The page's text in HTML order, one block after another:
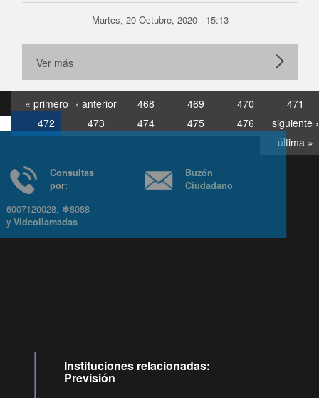
Martes, 20 Octubre, 2020 - 15:13
Ver más
« primero ‹ anterior 468 469 470
471
472
473 474 475 476
siguiente ›
última »
Consultas
6007120028, ✽8088
yVideollamadas
Ciudadano
Instituciones relacionadas:
Previsión